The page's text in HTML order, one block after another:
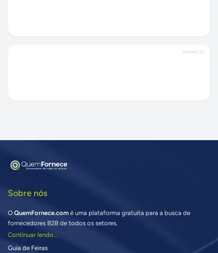
ANÚNCIO
Sobre nós
O QuemFornece.com é uma plataforma gratuita para a busca de
fornecedores B2B de todos os setores.
Continuar lendo...
Guia de Feiras